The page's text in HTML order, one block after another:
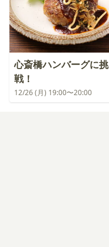
心斎橋ハンバーグに挑
戦！
12/26 (月) 19:00〜20:00